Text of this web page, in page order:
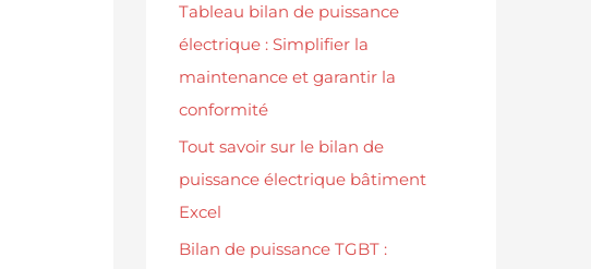
Tableau bilan de puissance
électrique : Simplifier la
maintenance et garantir la
conformité
Tout savoir sur le bilan de
puissance électrique bâtiment
Excel
Bilan de puissance TGBT :